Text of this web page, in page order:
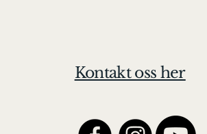
Kontakt oss her